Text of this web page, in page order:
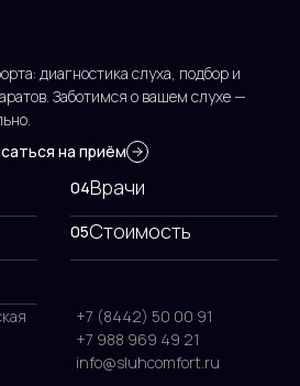
диагностика слуха, подбор и
Заботимся о вашем слухе —
на приём
04Врачи
05Стоимость
+7 (8442) 50 00 91
+7 988 969 49 21
info@sluhcomfort.ru